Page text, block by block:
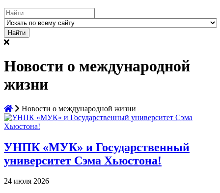
Найти:
Новости о международной
жизни
Новости о международной жизни
УНПК «МУК» и Государственный
университет Сэма Хьюстона!
24 июля 2026